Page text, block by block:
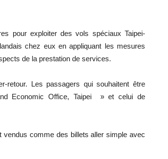
pour exploiter des vols spéciaux Taipei-
chez eux en appliquant les mesures
de la prestation de services.
retour. Les passagers qui souhaitent être
Economic Office, Taipei » et celui de
vendus comme des billets aller simple avec